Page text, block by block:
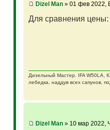
Dizel Man» 01 фев 2022,
Для сравнения цены:
Дизельный Мастер. IFA W50LA,
лебедка, наддув всех сапунов,
Dizel Man» 10 мар 2022,